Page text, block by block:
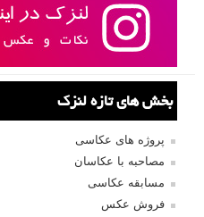
بخش های تازه لنزک
پروژه های عکاسی
مصاحبه با عکاسان
مسابقه عکاسی
فروش عکس